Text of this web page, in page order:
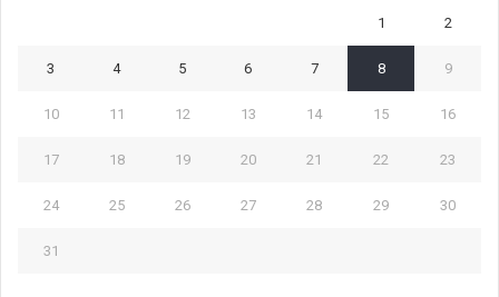
1 2
3 4 5 6 7 8 9
10 11 12 13 14 15 16
17 18 19 20 21 22 23
24 25 26 27 28 29 30
31